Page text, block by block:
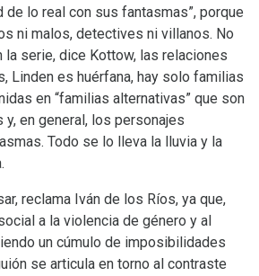
de lo real con sus fantasmas”, porque
ni malos, detectives ni villanos. No
la serie, dice Kottow, las relaciones
Linden es huérfana, hay solo familias
en “familias alternativas” que son
en general, los personajes
Todo se lo lleva la lluvia y la
reclama Iván de los Ríos, ya que,
a la violencia de género y al
un cúmulo de imposibilidades
se articula en torno al contraste